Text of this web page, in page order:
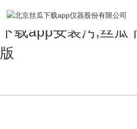
丝瓜下载app,丝瓜下
下载app安装污,丝瓜
版